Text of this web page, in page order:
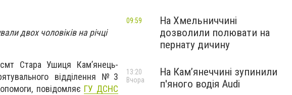
двох чоловіків на річці
Стара Ушиця Кам’янець-
відділення №3
повідомляє ГУ ДСНС
На Хмельниччині
дозволили полювати на
пернату дичину
09:59
На Камʼянеччині зупинили
п'яного водія Audi
13:20
Вчора